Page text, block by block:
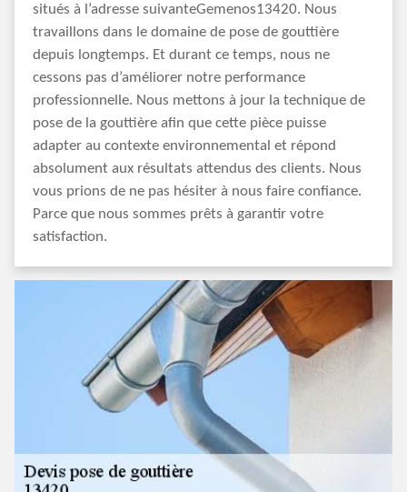
situés à l’adresse suivanteGemenos13420. Nous
travaillons dans le domaine de pose de gouttière
depuis longtemps. Et durant ce temps, nous ne
cessons pas d’améliorer notre performance
professionnelle. Nous mettons à jour la technique de
pose de la gouttière afin que cette pièce puisse
adapter au contexte environnemental et répond
absolument aux résultats attendus des clients. Nous
vous prions de ne pas hésiter à nous faire confiance.
Parce que nous sommes prêts à garantir votre
satisfaction.